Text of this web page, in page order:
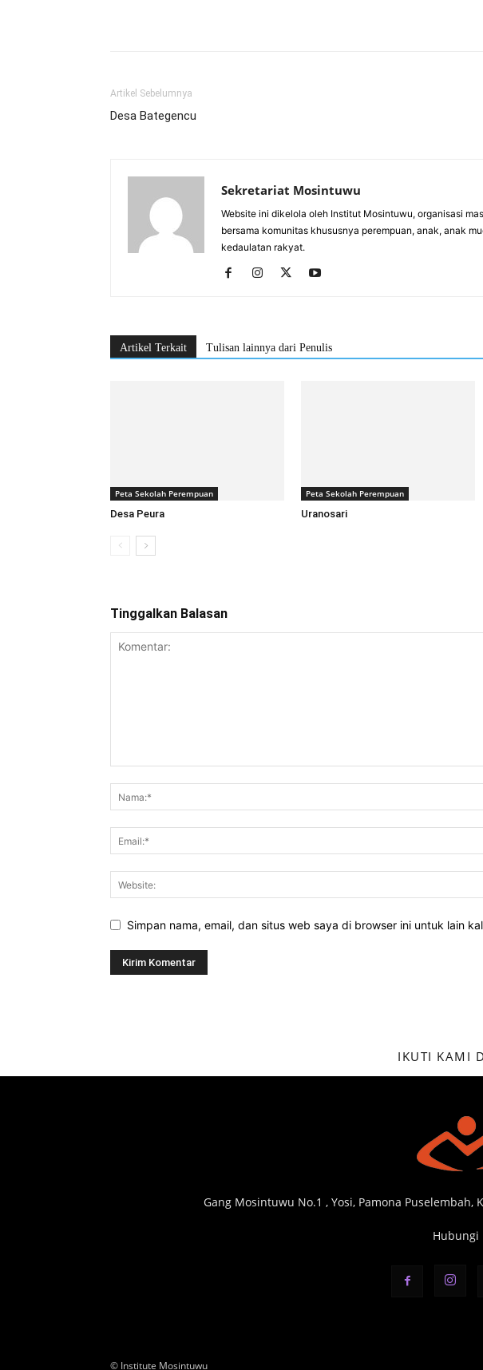
Artikel Sebelumnya
Desa Bategencu
Sekretariat Mosintuwu
Website ini dikelola oleh Institut Mosintuwu, organisasi
bersama komunitas khususnya perempuan, anak, anak
kedaulatan rakyat.
Artikel Terkait Tulisan lainnya dari Penulis
Peta Sekolah Perempuan
Desa Peura
Peta Sekolah Perempuan
Uranosari
Tinggalkan Balasan
Simpan nama, email, dan situs web saya di browser ini untuk lain
IKUTI KAMI
Gang Mosintuwu No.1 , Yosi, Pamona Puselembah,
Hubungi
© Institute Mosintuwu